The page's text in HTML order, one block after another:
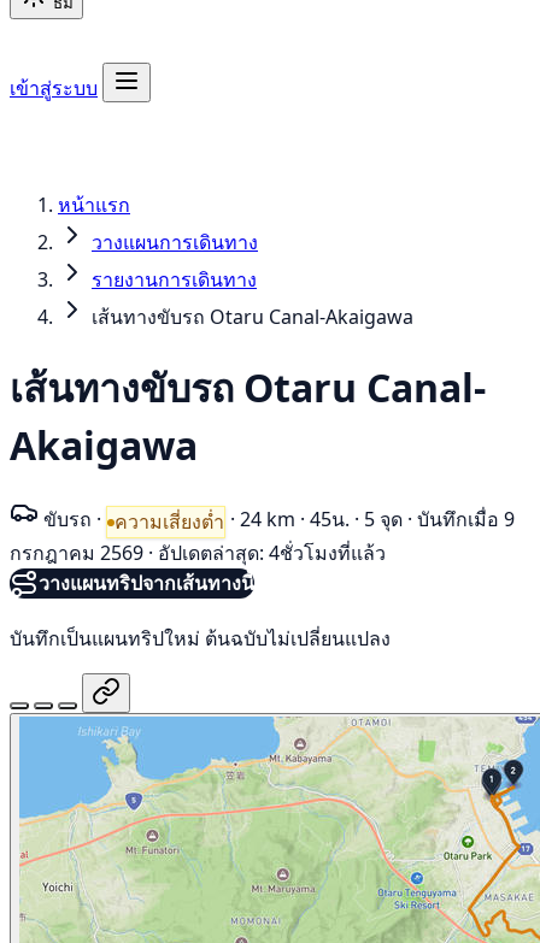
เข้าสู่ระบบ
หน้าแรก
วางแผนการเดินทาง
รายงานการเดินทาง
เส้นทางขับรถ Otaru Canal-Akaigawa
เส้นทางขับรถ Otaru Canal-
Akaigawa
ขับรถ · ความเสี่ยงต่ำ · 24 km · 45น. · 5 จุด · บันทึกเมื่อ 9
กรกฎาคม 2569 · อัปเดตล่าสุด: 4ชั่วโมงที่แล้ว
วางแผนทริปจากเส้นทางนี้
บันทึกเป็นแผนทริปใหม่ ต้นฉบับไม่เปลี่ยนแปลง